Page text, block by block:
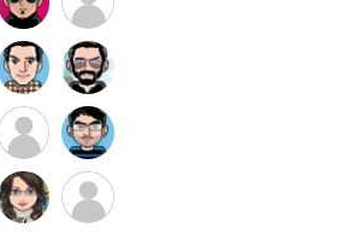
ممدرضا
رضا
کاظمی
مهدی
فرهمند
مهدی
سلطانی
سامان
راحمی
امیردلتا